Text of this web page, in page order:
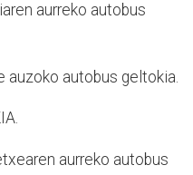
aurreko autobus
auzoko autobus geltokia.
aurreko autobus